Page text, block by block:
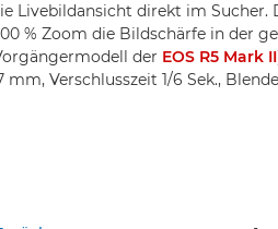
Livebildansicht direkt im Sucher.
% Zoom die Bildschärfe in der
der EOS R5 Mark II
mm, Verschlusszeit 1/6 Sek.,